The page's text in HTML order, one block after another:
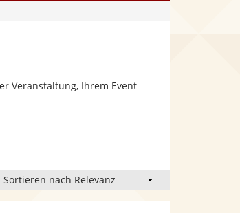
Veranstaltung, Ihrem Event